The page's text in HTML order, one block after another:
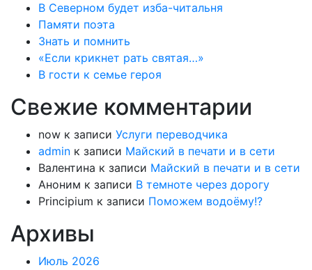
В Северном будет изба-читальня
Памяти поэта
Знать и помнить
«Если крикнет рать святая…»
В гости к семье героя
Свежие комментарии
now к записи Услуги переводчика
admin к записи Майский в печати и в сети
Валентина к записи Майский в печати и в сети
Аноним к записи В темноте через дорогу
Principium к записи Поможем водоёму!?
Архивы
Июль 2026